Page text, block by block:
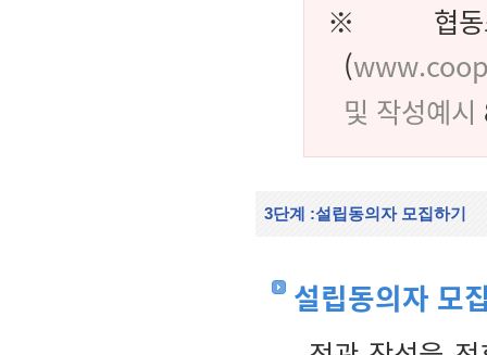
※ 협동조
(
및 작성예시
3단계 :설립동의자 모집하기
설립동의자 모